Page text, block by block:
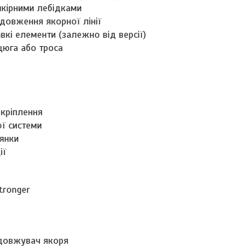
лебідками
якорної лінії
елементи (залежно від версії)
або троса
системи
якоря